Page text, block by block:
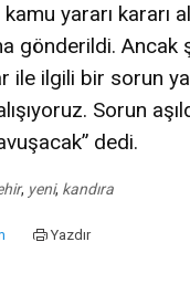
yararı kararı
gönderildi. Ancak
ile ilgili bir sorun
Sorun
dedi.
, yeni, kandıra
Yazdır